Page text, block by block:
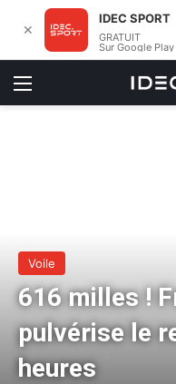
Menu
Voile
616 milles !
pulvérise le
heures
✕
IDEC SPORT
GRATUIT
Sur Google Play